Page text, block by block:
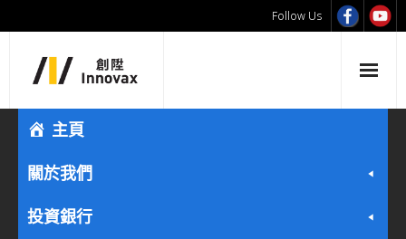
Follow Us
主頁
關於我們
投資銀行